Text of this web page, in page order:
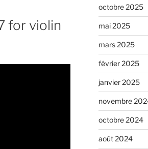
for violin
octobre 2025
mai 2025
mars 2025
février 2025
janvier 2025
novembre
octobre 2024
août 2024